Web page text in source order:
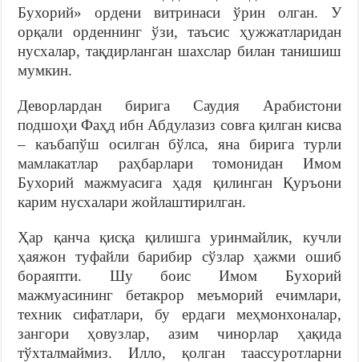
Бухорий» ордени витринаси ўрин олган. У
орқали орденнинг ўзи, таъсис ҳужжатларидан
нусхалар, тақдирланган шахслар билан танишиш
мумкин.
Деворлардан бирига Саудия Арабистони
подшоҳи Фаҳд ибн Абдулазиз совға қилган кисва
– каъбапўш осилган бўлса, яна бирига турли
мамлакатлар раҳбарлари томонидан Имом
Бухорий мажмуасига ҳадя қилинган Қуръони
карим нусхалари жойлаштирилган.
Ҳар қанча қисқа қилишга уринмайлик, кучли
ҳаяжон туфайли барибир сўзлар ҳажми ошиб
бораяпти. Шу боис Имом Бухорий
мажмуасининг бетакрор меъморий ечимлари,
техник сифатлари, бу ердаги меҳмонхоналар,
зангори ҳовузлар, азим чинорлар ҳақида
тўхталмаймиз. Илло, қолган таассуротларни